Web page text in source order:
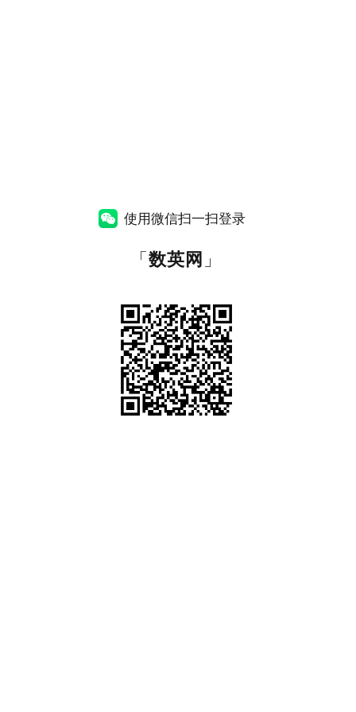
使用微信扫一扫登录
「数英网 」